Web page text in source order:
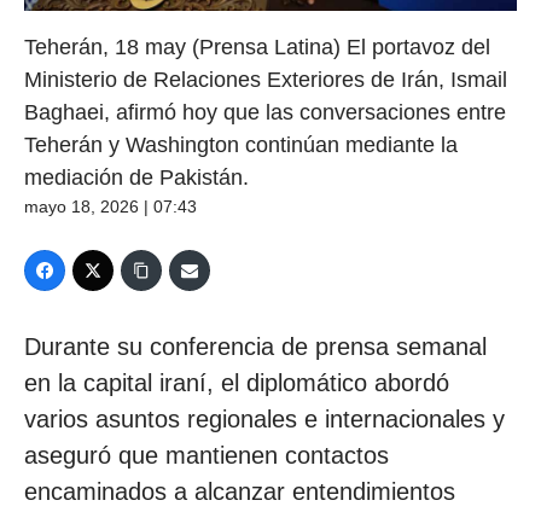
Teherán, 18 may (Prensa Latina) El portavoz del
Ministerio de Relaciones Exteriores de Irán, Ismail
Baghaei, afirmó hoy que las conversaciones entre
Teherán y Washington continúan mediante la
mediación de Pakistán.
mayo 18, 2026 | 07:43
Durante su conferencia de prensa semanal
en la capital iraní, el diplomático abordó
varios asuntos regionales e internacionales y
aseguró que mantienen contactos
encaminados a alcanzar entendimientos